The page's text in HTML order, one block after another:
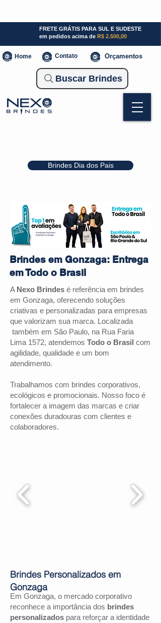
Brindes Dia dos Pais
FRETE GRÁTIS PARA SUL E SUDESTE
em pedidos acima de R$ 2.500,00
Home Contato Orçamentos
Buscar Brindes
Brindes em Gonzaga: Entrega
em Todo o Brasil
A Nexo Brindes é referência em brindes
em Gonzaga, oferecendo soluções
criativas e personalizadas para empresas
que valorizam sua marca. Localizada
também em São Paulo, na Rua Faria
Lima 1572, atendemos Todo o Brasil com
agilidade, qualidade e um bom
atendimento.
Trabalhamos com brindes corporativos,
ecológicos e promocionais. Nosso foco é
fortalecer a imagem das marcas e criar
conexões duradouras com clientes e
colaboradores.
Em Gonzaga, o mercado corporativo
reconhece a importância dos brindes
personalizados para reforçar a identidade
Brindes Personalizados em
Gonzaga